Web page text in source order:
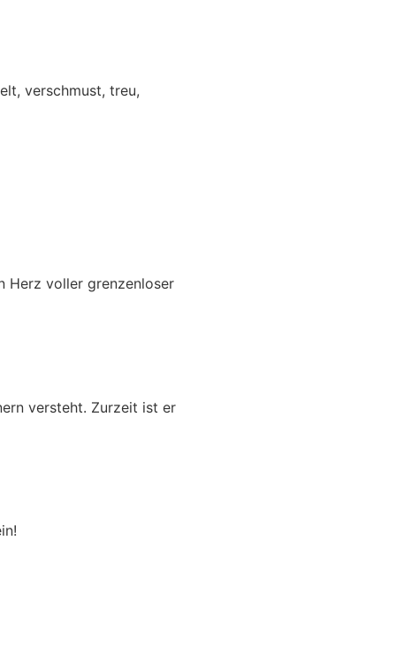
verschmust, treu,
Herz voller grenzenloser
versteht. Zurzeit ist er